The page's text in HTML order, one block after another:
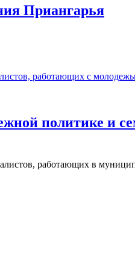
Приангарья
политике и
работающих в